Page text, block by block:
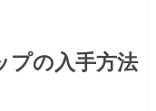
プの入手方法